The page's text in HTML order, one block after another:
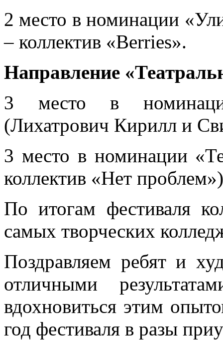
2 место в номинации
– коллектив «Berries».
Направление
3 место в
(Лихатрович Кирилл и
3 место в номинации
коллектив «Нет
По итогам фестиваля
самых творческих
Поздравляем ребят и
отличными
вдохновиться этим
год фестиваля в разы